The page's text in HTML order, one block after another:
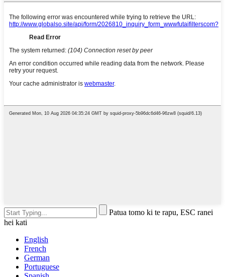
Patua tomo ki te rapu, ESC ranei
hei kati
English
French
German
Portuguese